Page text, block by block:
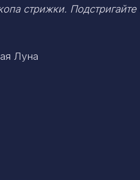
стрижки.
Луна